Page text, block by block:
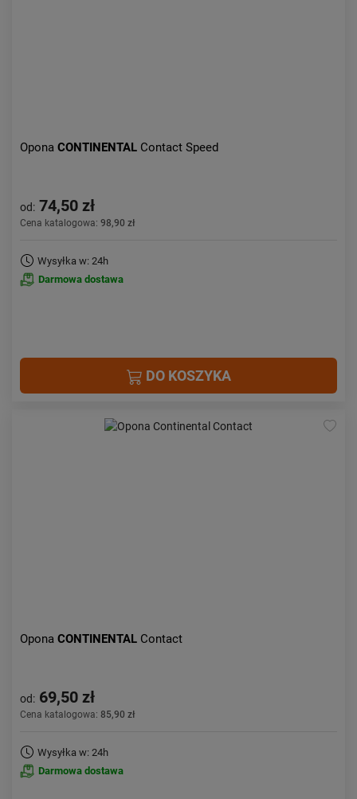
Opona CONTINENTAL Contact Speed
od: 74,50 zł
Cena katalogowa: 98,90 zł
Wysyłka w: 24h
Darmowa dostawa
DO KOSZYKA
Opona CONTINENTAL Contact
od: 69,50 zł
Cena katalogowa: 85,90 zł
Wysyłka w: 24h
Darmowa dostawa